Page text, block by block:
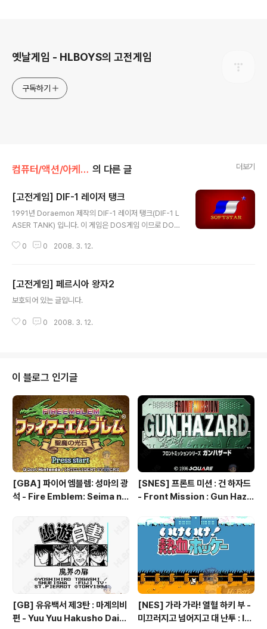
옛날게임 - HLBOYS의 고전게임
구독하기
컴퓨터/액션/아케이드 의 다른 글 더보기
[고전게임] DIF-1 레이저 탱크
1991년 Doraemon 제작의 DIF-1 레이저 탱크(DIF-1 L
ASER TANK) 입니다. 이 게임은 DOS게임 이므로 DOS
0 0 2008. 3. 12.
[고전게임] 페르시아 왕자2
보호되어 있는 글입니다.
0 0 2008. 3. 12.
이 블로그 인기글
[GBA] 파이어 엠블렘: 성마의 광
석 - Fire Emblem: Seima no
ム 聖魔の光石, 파이어 엠블렘:
더 세이크리드 스톤즈 - Fire Em
blem: The Sacred Stones
[SNES] 프론트 미션 : 건 하자드
- Front Mission : Gun Haza
ズ ガンハザード
[GB] 유유백서 제3탄 : 마계의비
편 - Yuu Yuu Hakusho Dai-3
[NES] 가라 가라! 열혈 하키 부 -
미끄러지고 넘어지고 대 난투 : Ik